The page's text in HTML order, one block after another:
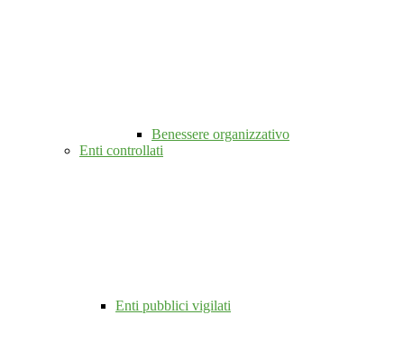
Benessere organizzativo
Enti controllati
Enti pubblici vigilati